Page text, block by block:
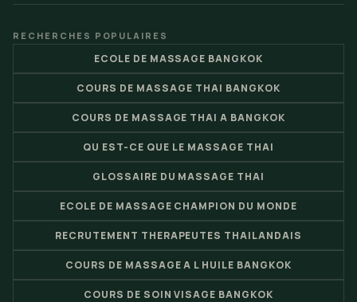
RECHERCHES POPULAIRES
ECOLE DE MASSAGE BANGKOK
COURS DE MASSAGE THAI BANGKOK
COURS DE MASSAGE THAI A BANGKOK
QU EST-CE QUE LE MASSAGE THAI
GLOSSAIRE DU MASSAGE THAI
ECOLE DE MASSAGE CHAMPION DU MONDE
RECRUTEMENT THERAPEUTES THAILANDAIS
COURS DE MASSAGE A L HUILE BANGKOK
COURS DE SOIN VISAGE BANGKOK